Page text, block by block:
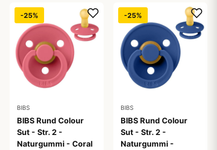
-25%
BIBS
BIBS Rund Colour
Sut - Str. 2 -
Naturgummi - Coral
-25%
BIBS
BIBS Rund Colour
Sut - Str. 2 -
Naturgummi -